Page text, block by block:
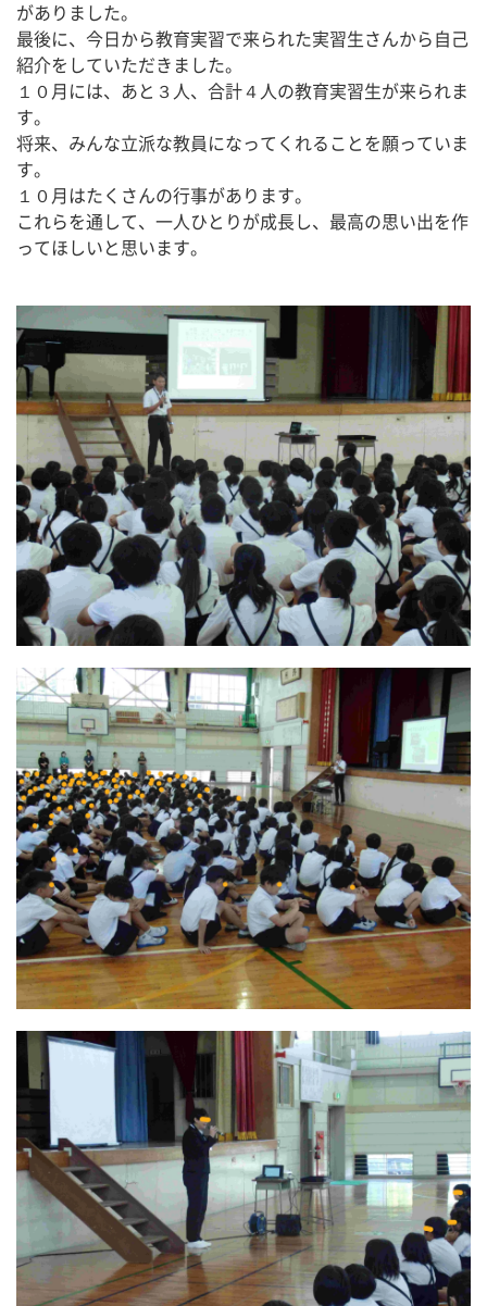
がありました。
最後に、今日から教育実習で来られた実習生さんから自己
紹介をしていただきました。
１０月には、あと３人、合計４人の教育実習生が来られま
す。
将来、みんな立派な教員になってくれることを願っていま
す。
１０月はたくさんの行事があります。
これらを通して、一人ひとりが成長し、最高の思い出を作
ってほしいと思います。